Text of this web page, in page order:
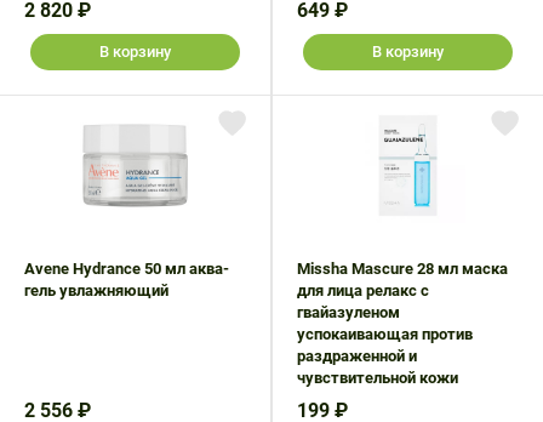
2 820 ₽
В корзину
649 ₽
В корзину
Avene Hydrance 50 мл аква-
гель увлажняющий
2 556 ₽
Missha Mascure 28 мл маска
для лица релакс с
гвайазуленом
успокаивающая против
раздраженной и
чувствительной кожи
199 ₽